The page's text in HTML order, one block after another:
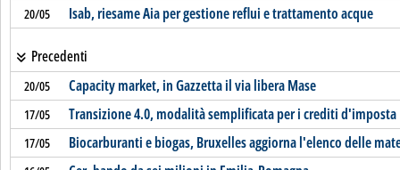
20/05 Isab, riesame Aia per gestione reflui e trattamento acque
Precedenti
20/05 Capacity market, in Gazzetta il via libera Mase
17/05 Transizione 4.0, modalità semplificata per i crediti d'imposta
17/05 Biocarburanti e biogas, Bruxelles aggiorna l'elenco delle